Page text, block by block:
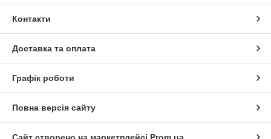
Контакти
Доставка та оплата
Графік роботи
Повна версія сайту